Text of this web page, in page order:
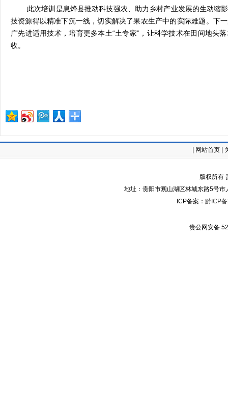
此次培训是息烽县推动科技强农、助力乡村产业发展的生动缩
技资源得以精准下沉一线，切实解决了果农生产中的实际难题。下
广先进适用技术，培育更多本土“土专家”，让科学技术在田间地头
收。